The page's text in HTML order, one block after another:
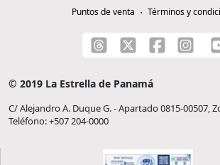
Puntos de venta
Términos y
© 2019 La Estrella de Panamá
C/ Alejandro A. Duque G. - Apartado 0815-00507,
Teléfono: +507 204-0000